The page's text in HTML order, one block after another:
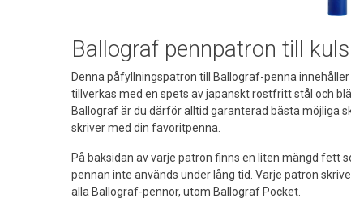
Ballograf pennpatron till
Denna påfyllningspatron till Ballograf-penna
tillverkas med en spets av japanskt rostfritt stål och
Ballograf är du därför alltid garanterad bästa möjliga
skriver med din favoritpenna.
På baksidan av varje patron finns en liten mängd fett
pennan inte används under lång tid. Varje patron
alla Ballograf-pennor, utom Ballograf Pocket.